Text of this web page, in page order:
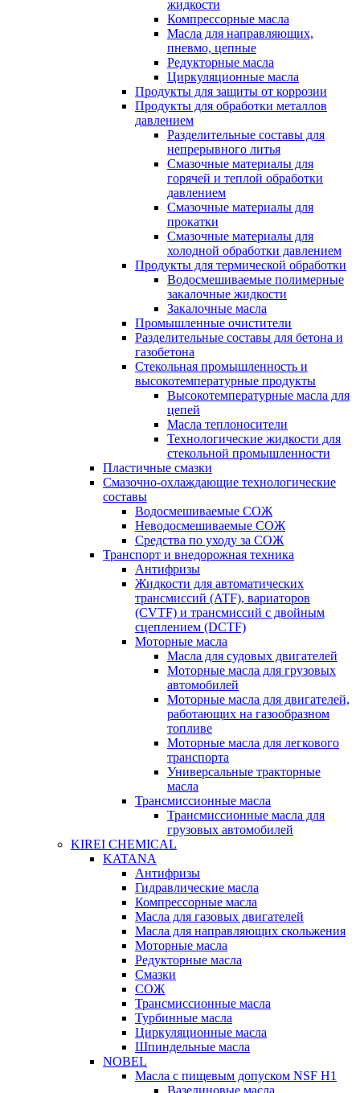
жидкости
Компрессорные масла
Масла для направляющих,
пневмо, цепные
Редукторные масла
Циркуляционные масла
Продукты для защиты от коррозии
Продукты для обработки металлов
давлением
Разделительные составы для
непрерывного литья
Смазочные материалы для
горячей и теплой обработки
давлением
Смазочные материалы для
прокатки
Смазочные материалы для
холодной обработки давлением
Продукты для термической обработки
Водосмешиваемые полимерные
закалочные жидкости
Закалочные масла
Промышленные очистители
Разделительные составы для бетона и
газобетона
Стекольная промышленность и
высокотемпературные продукты
Высокотемпературные масла для
цепей
Масла теплоносители
Технологические жидкости для
стекольной промышленности
Пластичные смазки
Смазочно-охлаждающие технологические
составы
Водосмешиваемые СОЖ
Неводосмешиваемые СОЖ
Средства по уходу за СОЖ
Транспорт и внедорожная техника
Антифризы
Жидкости для автоматических
трансмиссий (ATF), вариаторов
(CVTF) и трансмиссий с двойным
сцеплением (DCTF)
Моторные масла
Масла для судовых двигателей
Моторные масла для грузовых
автомобилей
Моторные масла для двигателей,
работающих на газообразном
топливе
Моторные масла для легкового
транспорта
Универсальные тракторные
масла
Трансмиссионные масла
Трансмиссионные масла для
грузовых автомобилей
KIREI CHEMICAL
KATANA
Антифризы
Гидравлические масла
Компрессорные масла
Масла для газовых двигателей
Масла для направляющих скольжения
Моторные масла
Редукторные масла
Смазки
СОЖ
Трансмиссионные масла
Турбинные масла
Циркуляционные масла
Шпиндельные масла
NOBEL
Масла с пищевым допуском NSF H1
Вазелиновые масла